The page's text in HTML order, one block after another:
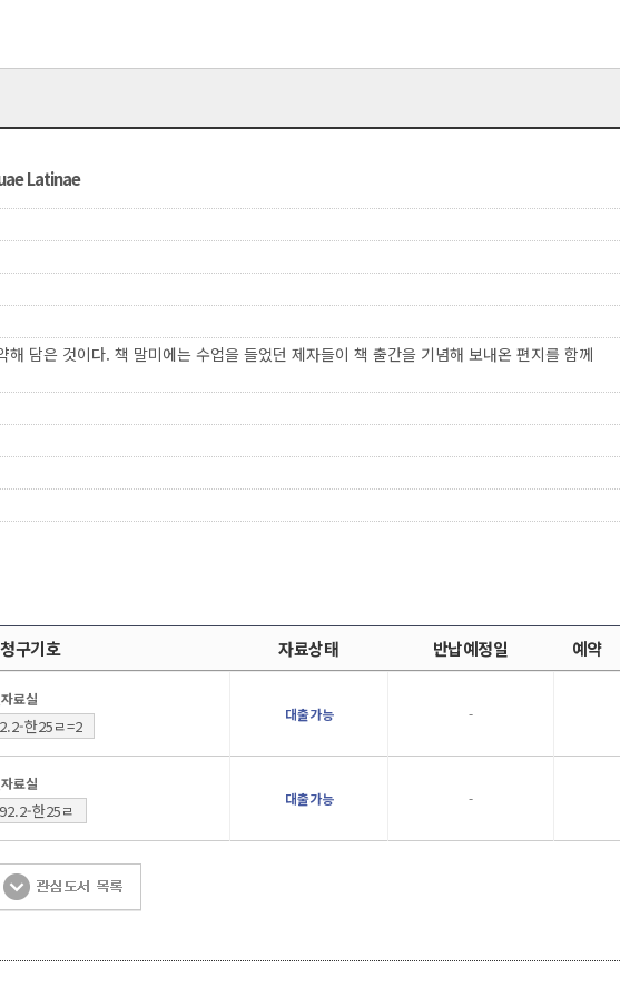
Latinae
담은 것이다. 책 말미에는 수업을 들었던 제자들이 책 출간을 기념해 보내온 편지를 함께
구기호 자료상태 반납예정일 예약
료실
한25ㄹ=2
대출가능 -
료실
한25ㄹ
대출가능 -